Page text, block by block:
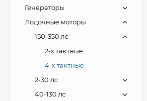
Генераторы
Лодочные моторы
150-350 лс
2-х тактные
4-х тактные
2-30 лс
40-130 лс